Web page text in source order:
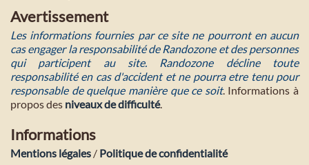
Avertissement
Les informations fournies par ce site ne pourront en aucun
cas engager la responsabilité de Randozone et des personnes
qui participent au site. Randozone décline toute
responsabilité en cas d'accident et ne pourra etre tenu pour
responsable de quelque manière que ce soit. Informations à
propos des niveaux de difficulté.
Informations
Mentions légales / Politique de confidentialité